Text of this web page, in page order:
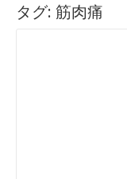
タグ: 筋肉痛